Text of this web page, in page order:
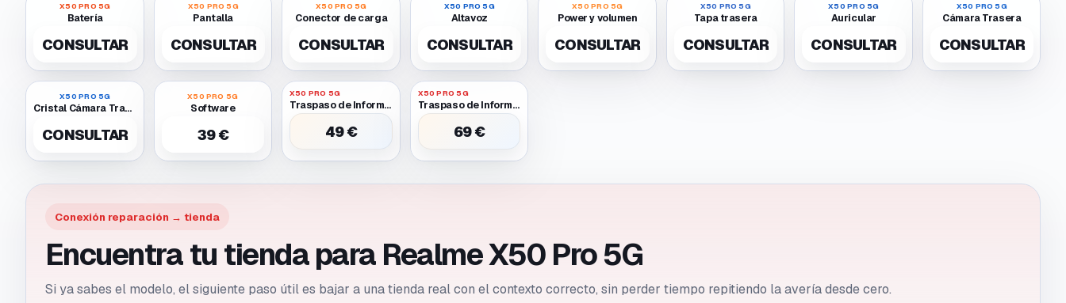
X50 PRO 5G
Batería
CONSULTAR
X50 PRO 5G
Pantalla
CONSULTAR
X50 PRO 5G
Conector de carga
CONSULTAR
X50 PRO 5G
Altavoz
CONSULTAR
X50 PRO 5G
Power y volumen
CONSULTAR
X50 PRO 5G
Tapa trasera
CONSULTAR
X50 PRO 5G
Auricular
CONSULTAR
X50 PRO 5G
Cámara Trasera
CONSULTAR
X50 PRO 5G
Cristal Cámara Trasera
CONSULTAR
X50 PRO 5G
Software
39 €
X50 PRO 5G
Traspaso de Informacion Entre Dos Moviles Funcionales
49 €
X50 PRO 5G
Traspaso de Informacion Entre Dos Moviles Uno Requiere Batería O Pantalla Provisional para Encender
69 €
Conexión reparación → tienda
Encuentra tu tienda para Realme X50 Pro 5G
Si ya sabes el modelo, el siguiente paso útil es bajar a una tienda real con el contexto correcto, sin perder tiempo repitiendo la avería desde cero.